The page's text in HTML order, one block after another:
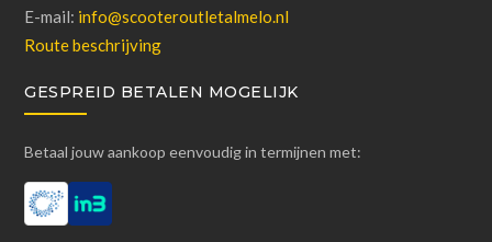
E-mail: info@scooteroutletalmelo.nl
Route beschrijving
GESPREID BETALEN MOGELIJK
Betaal jouw aankoop eenvoudig in termijnen met: